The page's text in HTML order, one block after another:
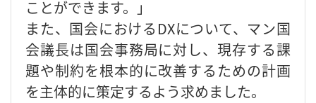
ことができます。」
また、国会におけるDXについて、マン国
会議長は国会事務局に対し、現存する課
題や制約を根本的に改善するための計画
を主体的に策定するよう求めました。